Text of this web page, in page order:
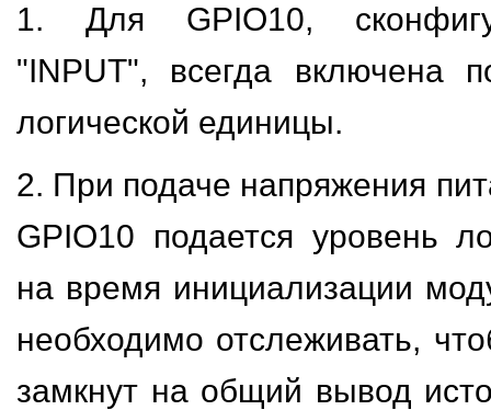
1. Для GPIO10,
"INPUT", всегда включена
логической единицы.
2. При подаче напряжения
GPIO10 подается уровень
на время инициализации
необходимо отслеживать,
замкнут на общий вывод